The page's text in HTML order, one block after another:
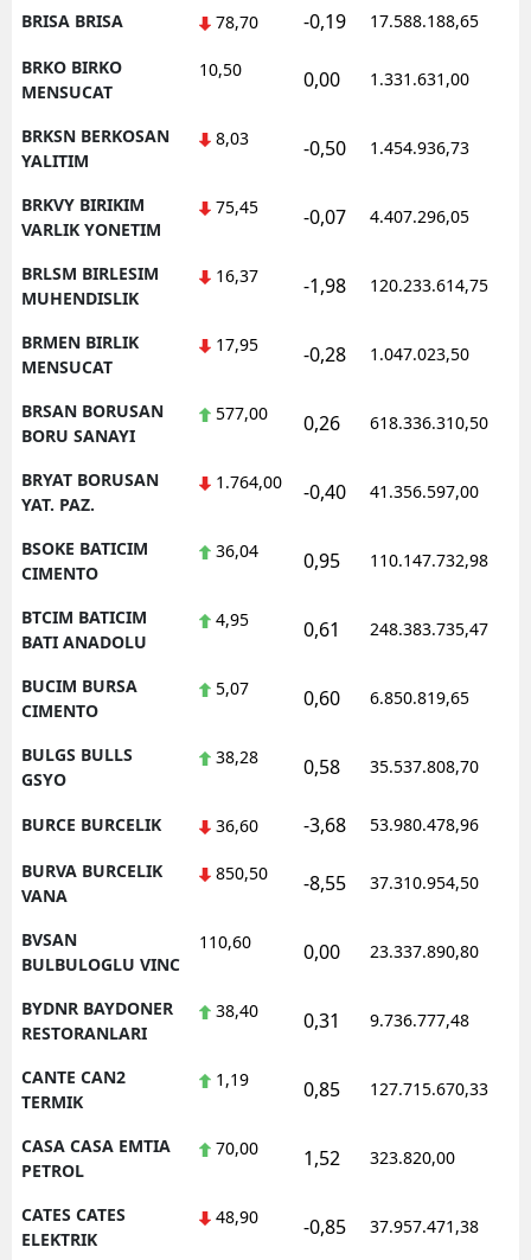
BRISA BRISA 78,70 -0,19 17.588.188,65
BRKO BIRKO
MENSUCAT
10,50 0,00 1.331.631,00
BRKSN BERKOSAN
YALITIM
8,03 -0,50 1.454.936,73
BRKVY BIRIKIM
VARLIK YONETIM
75,45 -0,07 4.407.296,05
BRLSM BIRLESIM
MUHENDISLIK
16,37 -1,98 120.233.614,75
BRMEN BIRLIK
MENSUCAT
17,95 -0,28 1.047.023,50
BRSAN BORUSAN
BORU SANAYI
577,00 0,26 618.336.310,50
BRYAT BORUSAN
YAT. PAZ.
1.764,00 -0,40 41.356.597,00
BSOKE BATICIM
CIMENTO
36,04 0,95 110.147.732,98
BTCIM BATICIM
BATI ANADOLU
4,95 0,61 248.383.735,47
BUCIM BURSA
CIMENTO
5,07 0,60 6.850.819,65
BULGS BULLS
GSYO
38,28 0,58 35.537.808,70
BURCE BURCELIK 36,60 -3,68 53.980.478,96
BURVA BURCELIK
VANA
850,50 -8,55 37.310.954,50
BVSAN
BULBULOGLU VINC
110,60 0,00 23.337.890,80
BYDNR BAYDONER
RESTORANLARI
38,40 0,31 9.736.777,48
CANTE CAN2
TERMIK
1,19 0,85 127.715.670,33
CASA CASA EMTIA
PETROL
70,00 1,52 323.820,00
CATES CATES
ELEKTRIK
48,90 -0,85 37.957.471,38